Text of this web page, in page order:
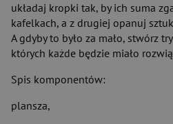
układaj kropki tak, by ich suma
kafelkach, a z drugiej opanuj
A gdyby to było za mało, stwórz
których każde będzie miało
Spis komponentów:
plansza,